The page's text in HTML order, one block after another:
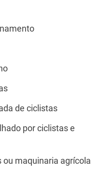
de ciclistas
por ciclistas e
maquinaria agrícola